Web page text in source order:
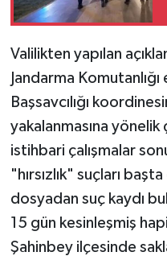
Valilikten yapılan
Jandarma
Başsavcılığı
yakalanmasına yönelik
istihbari çalışmalar
"hırsızlık" suçları
dosyadan suç kaydı
15 gün kesinleşmiş
Şahinbey ilçesinde